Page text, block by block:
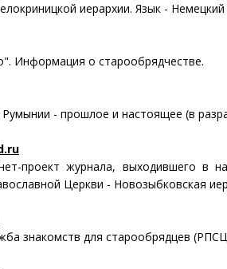
иерархии. Язык - Немецкий
Информация о старообрядчестве.
- прошлое и настоящее (в
проект журнала, выходившего в
Церкви - Новозыбковская
знакомств для старообрядцев